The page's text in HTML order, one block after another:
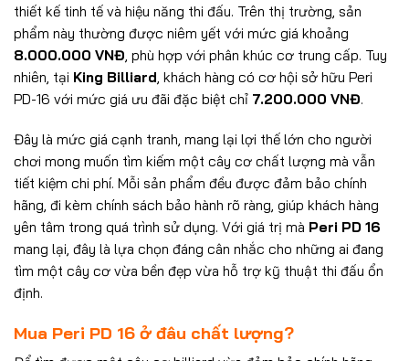
thiết kế tinh tế và hiệu năng thi đấu. Trên thị trường, sản
phẩm này thường được niêm yết với mức giá khoảng
8.000.000 VNĐ , phù hợp với phân khúc cơ trung cấp. Tuy
nhiên, tại King Billiard , khách hàng có cơ hội sở hữu Peri
PD-16 với mức giá ưu đãi đặc biệt chỉ 7.200.000 VNĐ.
Đây là mức giá cạnh tranh, mang lại lợi thế lớn cho người
chơi mong muốn tìm kiếm một cây cơ chất lượng mà vẫn
tiết kiệm chi phí. Mỗi sản phẩm đều được đảm bảo chính
hãng, đi kèm chính sách bảo hành rõ ràng, giúp khách hàng
yên tâm trong quá trình sử dụng. Với giá trị mà Peri PD 16
mang lại, đây là lựa chọn đáng cân nhắc cho những ai đang
tìm một cây cơ vừa bền đẹp vừa hỗ trợ kỹ thuật thi đấu ổn
định.
Mua Peri PD 16 ở đâu chất lượng?